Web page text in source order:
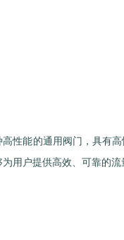
性能的通用阀门，具有
用户提供高效、可靠的流